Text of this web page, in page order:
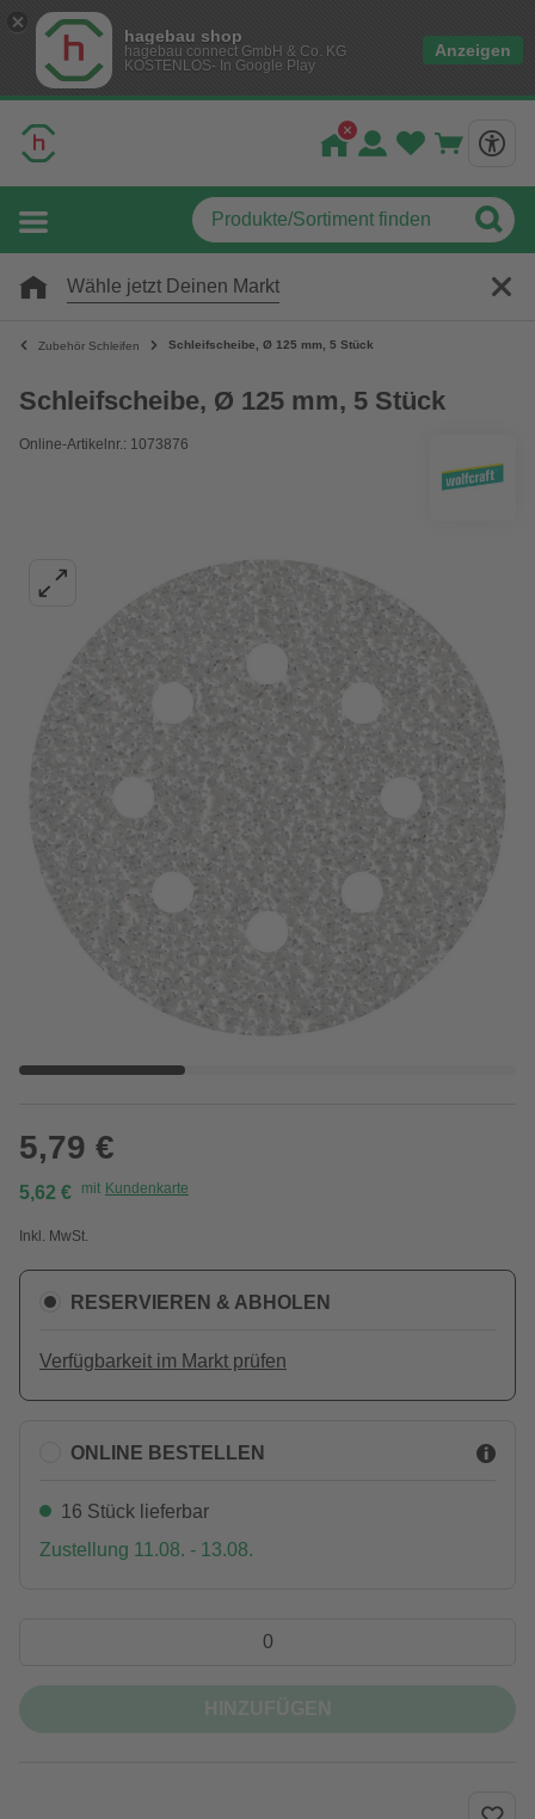
hagebau shop
hagebau connect GmbH & Co. KG
KOSTENLOS- In Google Play
Anzeigen
Wähle jetzt Deinen Markt
Zubehör Schleifen Schleifscheibe, Ø 125 mm, 5 Stück
Schleifscheibe, Ø 125 mm, 5 Stück
Online-Artikelnr.: 1073876
5,79 €
5,62 € mit Kundenkarte
Inkl. MwSt.
RESERVIEREN & ABHOLEN
Verfügbarkeit im Markt prüfen
ONLINE BESTELLEN
16 Stück lieferbar
Zustellung 11.08. - 13.08.